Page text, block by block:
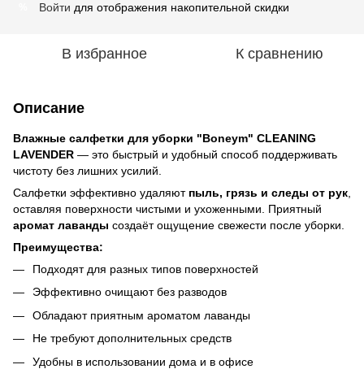
Войти для отображения накопительной скидки
В избранное К сравнению
Описание
Влажные салфетки для уборки "Boneym" CLEANING
LAVENDER — это быстрый и удобный способ поддерживать
чистоту без лишних усилий.
Салфетки эффективно удаляют пыль, грязь и следы от рук
оставляя поверхности чистыми и ухоженными. Приятный
аромат лаванды создаёт ощущение свежести после уборки.
Преимущества:
Подходят для разных типов поверхностей
Эффективно очищают без разводов
Обладают приятным ароматом лаванды
Не требуют дополнительных средств
Удобны в использовании дома и в офисе